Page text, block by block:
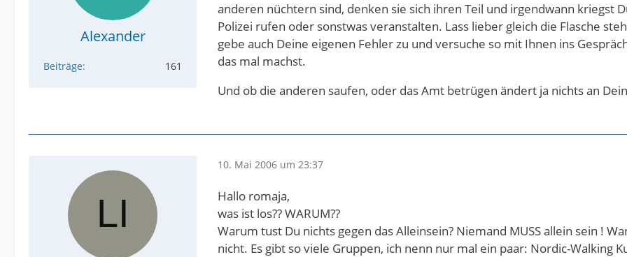
Alexander
Beiträge 161
anderen nüchtern sind, denken sie sich ihren Teil und irgendwann kriegst
Polizei rufen oder sonstwas veranstalten. Lass lieber gleich die Flasche
gebe auch Deine eigenen Fehler zu und versuche so mit Ihnen ins
das mal machst.
Und ob die anderen saufen, oder das Amt betrügen ändert ja nichts an
10. Mai 2006 um 23:37
Hallo romaja,
was ist los?? WARUM??
Warum tust Du nichts gegen das Alleinsein? Niemand MUSS allein sein !
nicht. Es gibt so viele Gruppen, ich nenn nur mal ein paar: Nordic-Walking